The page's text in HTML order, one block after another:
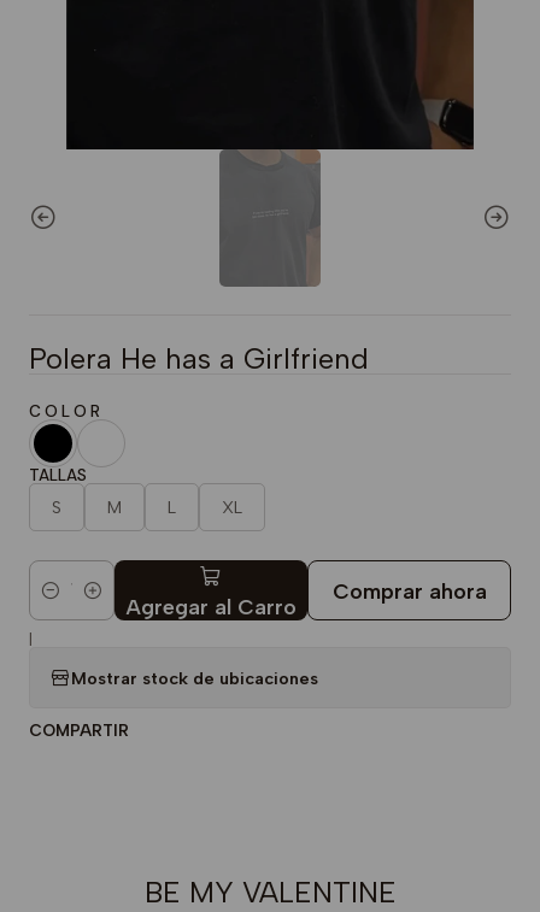
Polera He has a Girlfriend
C O L O R
TALLAS
S M L XL
Cantidad Agregar al Carro
Comprar ahora
|
Mostrar stock de ubicaciones
COMPARTIR
BE MY VALENTINE